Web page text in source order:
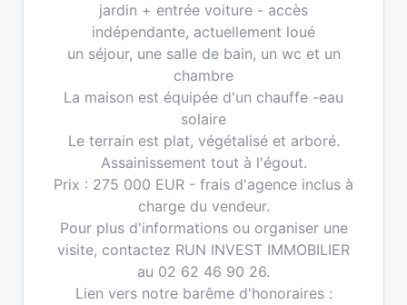
jardin + entrée voiture - accès
indépendante, actuellement loué
un séjour, une salle de bain, un wc et un
chambre
La maison est équipée d'un chauffe -eau
solaire
Le terrain est plat, végétalisé et arboré.
Assainissement tout à l'égout.
Prix : 275 000 EUR - frais d'agence inclus à
charge du vendeur.
Pour plus d'informations ou organiser une
visite, contactez RUN INVEST IMMOBILIER
au 02 62 46 90 26.
Lien vers notre barême d'honoraires :